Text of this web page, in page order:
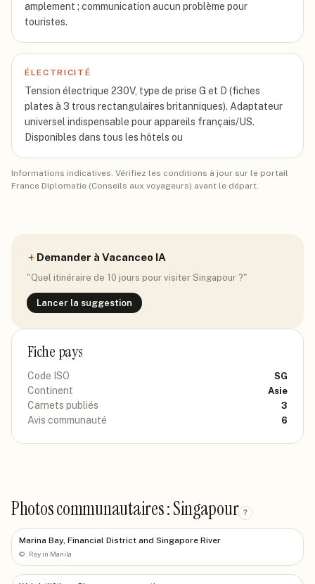
amplement ; communication aucun problème pour
touristes.
ÉLECTRICITÉ
Tension électrique 230V, type de prise G et D (fiches
plates à 3 trous rectangulaires britanniques). Adaptateur
universel indispensable pour appareils français/US.
Disponibles dans tous les hôtels ou
Informations indicatives. Vérifiez les conditions à jour sur le portail
France Diplomatie (Conseils aux voyageurs) avant le départ.
Demander à Vacanceo IA
"Quel itinéraire de 10 jours pour visiter Singapour ?"
Lancer la suggestion
Fiche pays
Code ISO SG
Continent Asie
Carnets publiés 3
Avis communauté 6
Photos communautaires : Singapour ?
Marina Bay, Financial District and Singapore River
© . Ray in Manila